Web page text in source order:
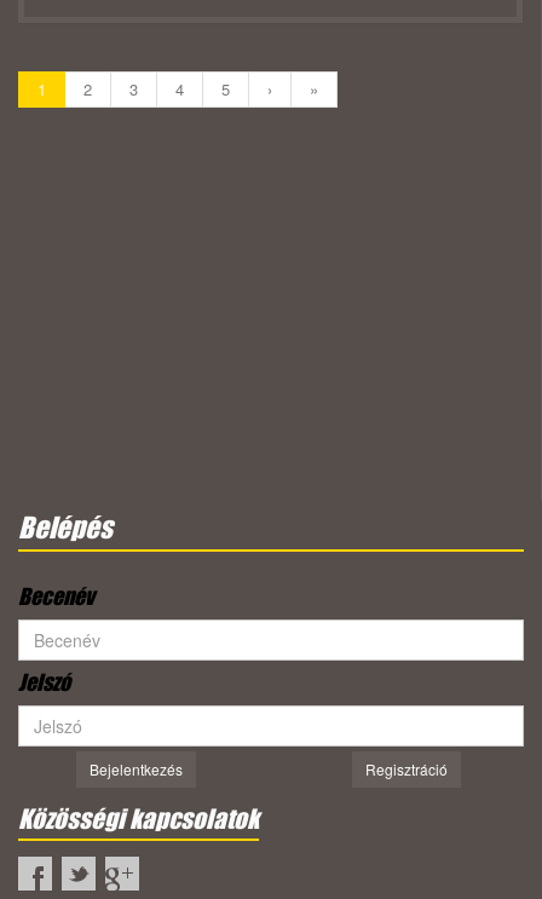
1 2 3 4 5 › »
Belépés
Becenév
Jelszó
Bejelentkezés Regisztráció
Közösségi kapcsolatok